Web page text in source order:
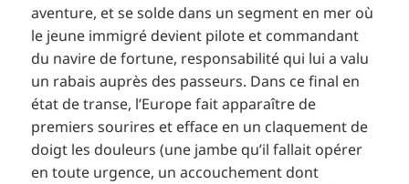
aventure, et se solde dans un segment en mer où
le jeune immigré devient pilote et commandant
du navire de fortune, responsabilité qui lui a valu
un rabais auprès des passeurs. Dans ce final en
état de transe, l’Europe fait apparaître de
premiers sourires et efface en un claquement de
doigt les douleurs (une jambe qu’il fallait opérer
en toute urgence, un accouchement dont